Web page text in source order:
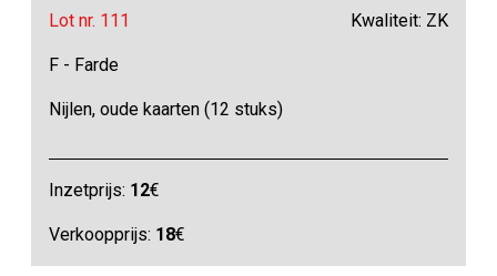
Lot nr. 111 Kwaliteit: ZK
F - Farde
Nijlen, oude kaarten (12 stuks)
Inzetprijs: 12€
Verkoopprijs: 18€